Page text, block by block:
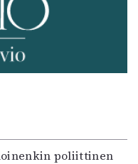
poliittinen